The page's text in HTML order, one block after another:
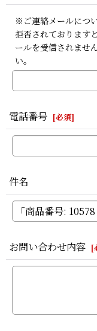
※ご連絡メールにつ
拒否されております
ールを受信されませ
い。
電話番号 [必須]
件名
お問い合わせ内容 [